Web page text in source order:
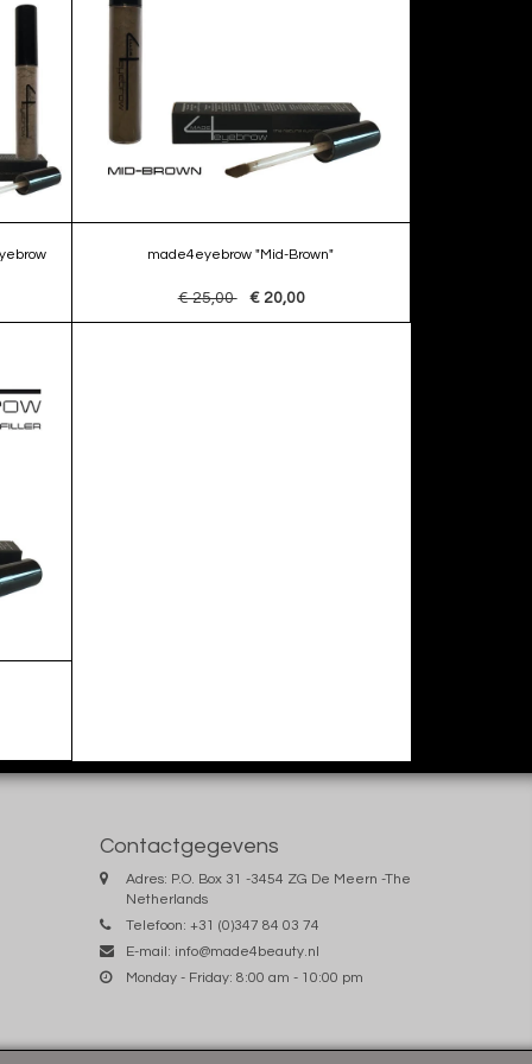
made4eyebrow "Mid-Brown"
€ 25,00 € 20,00
Contactgegevens
Adres: P.O. Box 31 -3454 ZG De Meern -The
Netherlands
Telefoon: +31 (0)347 84 03 74
E-mail: info@made4beauty.nl
Monday - Friday: 8:00 am - 10:00 pm